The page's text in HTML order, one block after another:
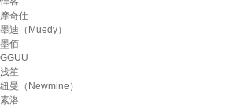
摩奇仕
墨迪（Muedy）
墨佰
GGUU
浅笙
纽曼（Newmine）
素洛